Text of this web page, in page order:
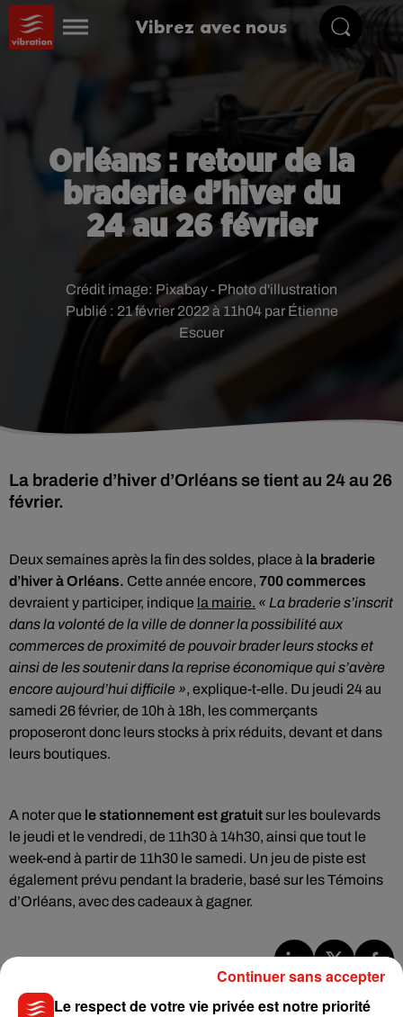
Vibrez avec nous
Orléans : retour de la
braderie d’hiver du
24 au 26 février
Publié : 21 février 2022 à 11h04 par Étienne
Escuer
Crédit image: Pixabay - Photo d'illustration
La braderie d’hiver d’Orléans se tient au 24 au 26
février.
Deux semaines après la fin des soldes, place à la braderie
d’hiver à Orléans. Cette année encore, 700 commerces
devraient y participer, indique la mairie. « La braderie s’inscrit
dans la volonté de la ville de donner la possibilité aux
commerces de proximité de pouvoir brader leurs stocks et
ainsi de les soutenir dans la reprise économique qui s’avère
encore aujourd’hui difficile », explique-t-elle. Du jeudi 24 au
samedi 26 février, de 10h à 18h, les commerçants
proposeront donc leurs stocks à prix réduits, devant et dans
leurs boutiques.
A noter que le stationnement est gratuitsur les boulevards
le jeudi et le vendredi, de 11h30 à 14h30, ainsi que tout le
week-end à partir de 11h30 le samedi. Un jeu de piste est
également prévu pendant la braderie, basé sur les Témoins
d’Orléans, avec des cadeaux à gagner.
Musique
Le respect de votre vie privée est notre priorité
Continuer sans accepter